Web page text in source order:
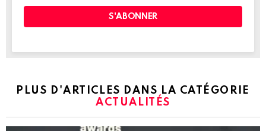
PLUS D'ARTICLES DANS LA CATÉGORIE
ACTUALITÉS